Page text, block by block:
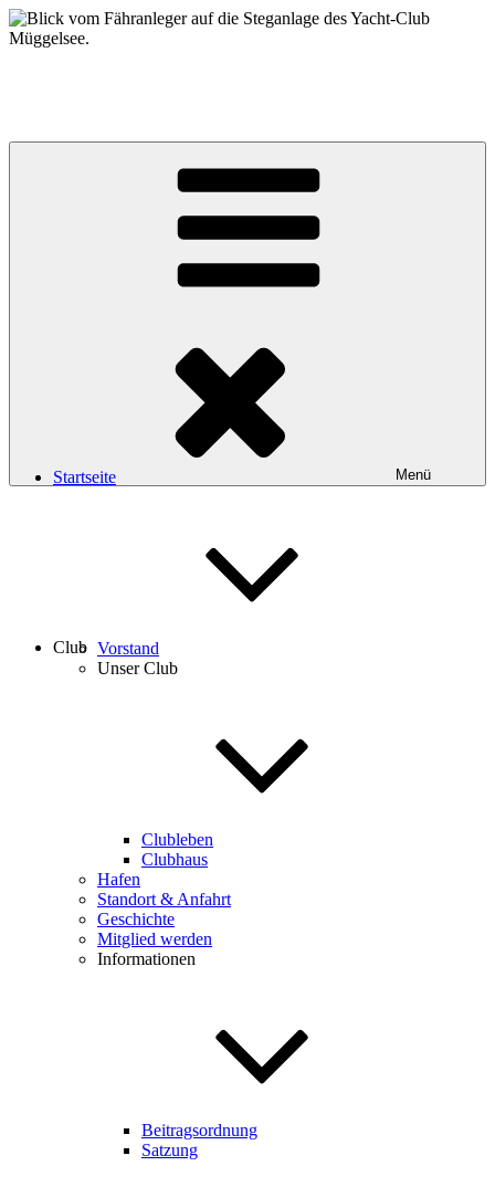
Zum
Inhalt
Menü
Startseite
Club Vorstand
Unser Club
Clubleben
Clubhaus
Hafen
Standort & Anfahrt
Geschichte
Mitglied werden
Informationen
Beitragsordnung
Satzung